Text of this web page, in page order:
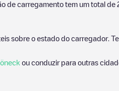
de carregamento tem um total de
sobre o estado do carregador.
ou conduzir para outras